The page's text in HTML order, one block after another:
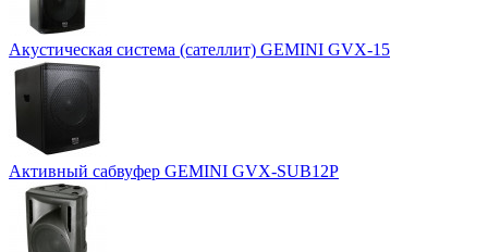
Акустическая система (сателлит) GEMINI GVX-15
Активный сабвуфер GEMINI GVX-SUB12P